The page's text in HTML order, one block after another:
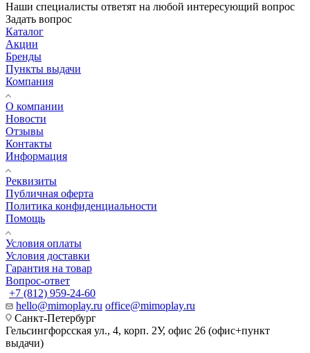
Наши специалисты ответят на любой интересующий вопрос
Задать вопрос
Каталог
Акции
Бренды
Пункты выдачи
Компания
О компании
Новости
Отзывы
Контакты
Информация
Реквизиты
Публичная оферта
Политика конфиденциальности
Помощь
Условия оплаты
Условия доставки
Гарантия на товар
Вопрос-ответ
+7 (812) 959-24-60
hello@mimoplay.ru office@mimoplay.ru
Санкт-Петербург
Гельсингфорсская ул., 4, корп. 2У, офис 26 (офис+пункт
выдачи)